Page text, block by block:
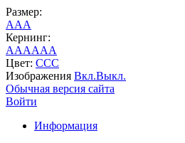
Размер:
AAA
Кернинг:
AAAAAA
Цвет: CCC
Изображения Вкл.Выкл.
Обычная версия сайта
Войти
Информация